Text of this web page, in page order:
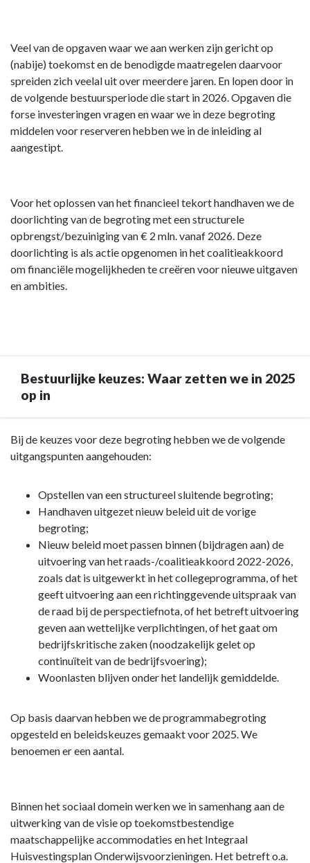
Veel van de opgaven waar we aan werken zijn gericht op
(nabije) toekomst en de benodigde maatregelen daarvoor
spreiden zich veelal uit over meerdere jaren. En lopen door in
de volgende bestuursperiode die start in 2026. Opgaven die
forse investeringen vragen en waar we in deze begroting
middelen voor reserveren hebben we in de inleiding al
aangestipt.
Voor het oplossen van het financieel tekort handhaven we de
doorlichting van de begroting met een structurele
opbrengst/bezuiniging van € 2 mln. vanaf 2026. Deze
doorlichting is als actie opgenomen in het coalitieakkoord
om financiële mogelijkheden te creëren voor nieuwe uitgaven
en ambities.
Bestuurlijke keuzes: Waar zetten we in 2025
op in
Terug
naar
Bestuurlijke
Bij de keuzes voor deze begroting hebben we de volgende
uitgangspunten aangehouden:
Opstellen van een structureel sluitende begroting;
Handhaven uitgezet nieuw beleid uit de vorige
begroting;
Nieuw beleid moet passen binnen (bijdragen aan) de
uitvoering van het raads-/coalitieakkoord 2022-2026,
zoals dat is uitgewerkt in het collegeprogramma, of het
geeft uitvoering aan een richtinggevende uitspraak van
de raad bij de perspectiefnota, of het betreft uitvoering
geven aan wettelijke verplichtingen, of het gaat om
bedrijfskritische zaken (noodzakelijk gelet op
continuïteit van de bedrijfsvoering);
Woonlasten blijven onder het landelijk gemiddelde.
Op basis daarvan hebben we de programmabegroting
opgesteld en beleidskeuzes gemaakt voor 2025. We
benoemen er een aantal.
Binnen het sociaal domein werken we in samenhang aan de
uitwerking van de visie op toekomstbestendige
maatschappelijke accommodaties en het Integraal
Huisvestingsplan Onderwijsvoorzieningen. Het betreft o.a.